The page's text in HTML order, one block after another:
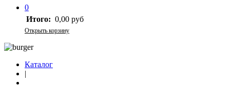
0
Итого: 0,00 руб
Открыть корзину
Каталог
|